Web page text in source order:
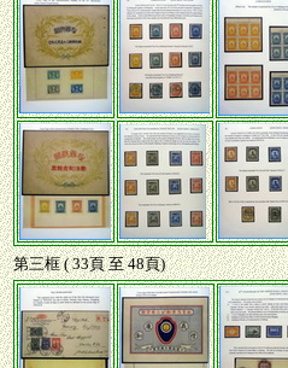
第三框 ( 33頁 至 48頁)